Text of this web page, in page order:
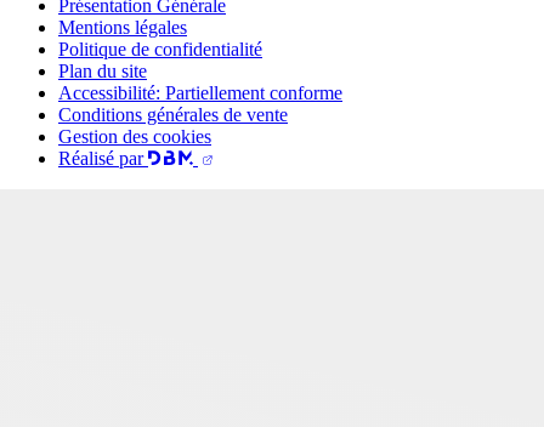
Présentation Générale
Mentions légales
Politique de confidentialité
Plan du site
Accessibilité: Partiellement conforme
Conditions générales de vente
Gestion des cookies
Réalisé par